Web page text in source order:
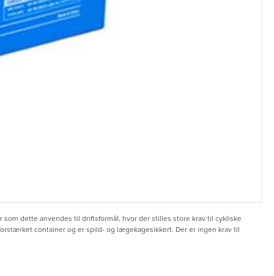
som dette anvendes til driftsformål, hvor der stilles store krav til cykliske
container og er spild- og lægekagesikkert. Der er ingen krav til